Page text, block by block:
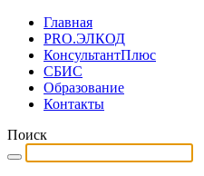
Главная
PRO.ЭЛКОД
КонсультантПлюс
СБИС
Образование
Контакты
Поиск